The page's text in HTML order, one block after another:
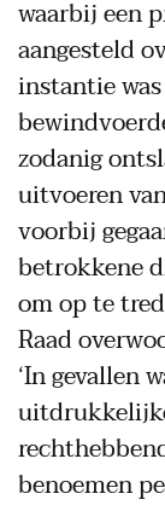
waarbij een
aangesteld
instantie
zodanig
uitvoeren
voorbij
betrokkene
om op te
Raad
‘In gevallen
benoemen